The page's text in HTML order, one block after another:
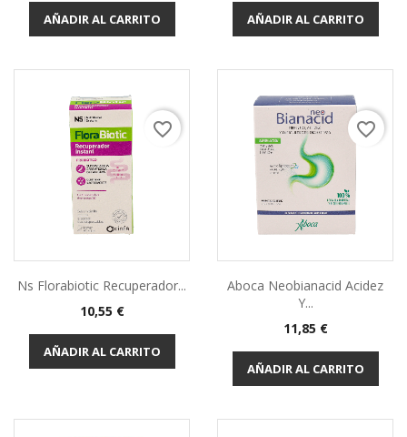
AÑADIR AL CARRITO AÑADIR AL CARRITO
Ns Florabiotic Recuperador...
10,55 €
AÑADIR AL CARRITO
favorite_border
Aboca Neobianacid Acidez
Y...
11,85 €
AÑADIR AL CARRITO
favorite_border